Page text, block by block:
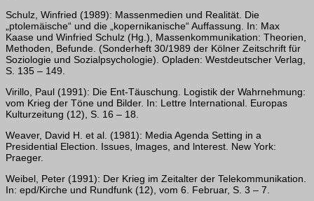
Schulz, Winfried (1989): Massenmedien und Realität. Die
„ptolemäische“ und die „kopernikanische“ Auffassung. In: Max
Kaase und Winfried Schulz (Hg.), Massenkommunikation: Theorien,
Methoden, Befunde. (Sonderheft 30/1989 der Kölner Zeitschrift für
Soziologie und Sozialpsychologie). Opladen: Westdeutscher Verlag,
S. 135 – 149.
Virillo, Paul (1991): Die Ent-Täuschung. Logistik der Wahrnehmung:
vom Krieg der Töne und Bilder. In: Lettre International. Europas
Kulturzeitung (12), S. 16 – 18.
Weaver, David H. et al. (1981): Media Agenda Setting in a
Presidential Election. Issues, lmages, and lnterest. New York:
Praeger.
Weibel, Peter (1991): Der Krieg im Zeitalter der Telekommunikation.
In: epd/Kirche und Rundfunk (12), vom 6. Februar, S. 3 – 7.